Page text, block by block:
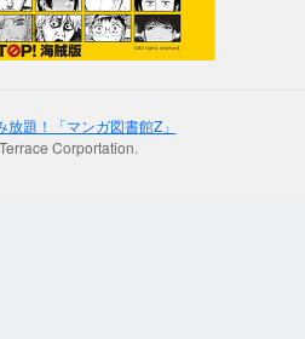
題！「マンガ図書館Z」
Corportation.